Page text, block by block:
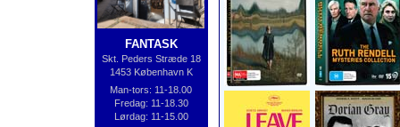
FANTASK
Skt. Peders Stræde 18
1453 København K
Man-tors: 11-18.00
Fredag: 11-18.30
Lørdag: 11-15.00